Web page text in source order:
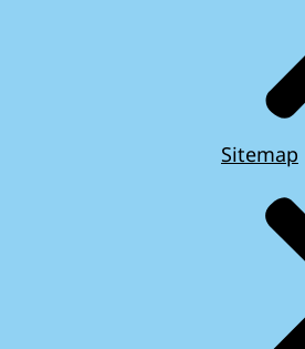
Sitemap